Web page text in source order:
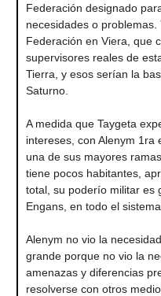
Federación designado
necesidades o
Federación en Viera, que
supervisores reales de
Tierra, y esos serían la
Saturno.
A medida que Taygeta
intereses, con Alenym 1ra
una de sus mayores
tiene pocos habitantes,
total, su poderío militar es
Engans, en todo el
Alenym no vio la
grande porque no vio la
amenazas y diferencias
resolverse con otros